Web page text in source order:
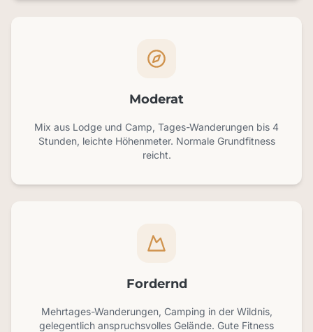
Moderat
Mix aus Lodge und Camp, Tages-Wanderungen bis 4
Stunden, leichte Höhenmeter. Normale Grundfitness
reicht.
Fordernd
Mehrtages-Wanderungen, Camping in der Wildnis,
gelegentlich anspruchsvolles Gelände. Gute Fitness